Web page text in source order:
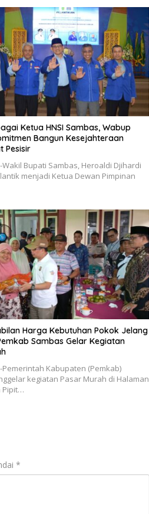
Ketua HNSI Sambas, Wabup
Bangun Kesejahteraan
Pesisir
Wakil Bupati Sambas, Heroaldi Djihardi
menjadi Ketua Dewan Pimpinan
Harga Kebutuhan Pokok Jelang
Sambas Gelar Kegiatan
Pemerintah Kabupaten (Pemkab)
kegiatan Pasar Murah di Halaman
Pipit…
*